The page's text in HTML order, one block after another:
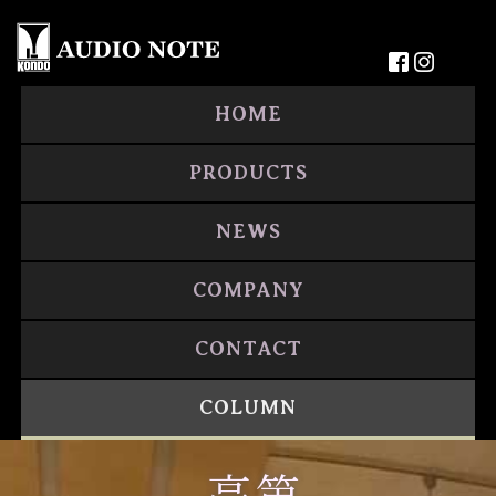
HOME
PRODUCTS
NEWS
COMPANY
CONTACT
COLUMN